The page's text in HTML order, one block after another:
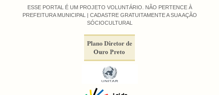
ESSE PORTAL É UM PROJETO VOLUNTÁRIO. NÃO PERTENCE À
PREFEITURA MUNICIPAL | CADASTRE GRATUITAMENTE A SUA AÇÃO
SÓCIOCULTURAL